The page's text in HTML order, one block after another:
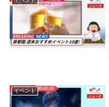
イベント